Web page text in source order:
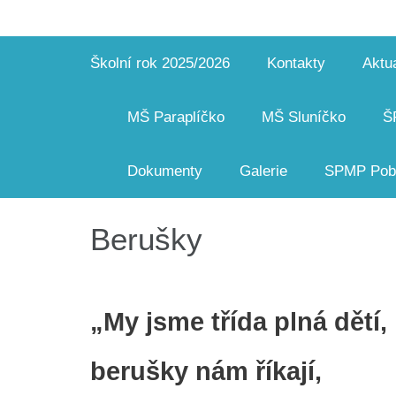
Školní rok 2025/2026 Kontakty
MŠ Paraplíčko MŠ Sluníčko
Dokumenty Galerie SPMP
Berušky
„My jsme třída plná dětí,
berušky nám říkají,